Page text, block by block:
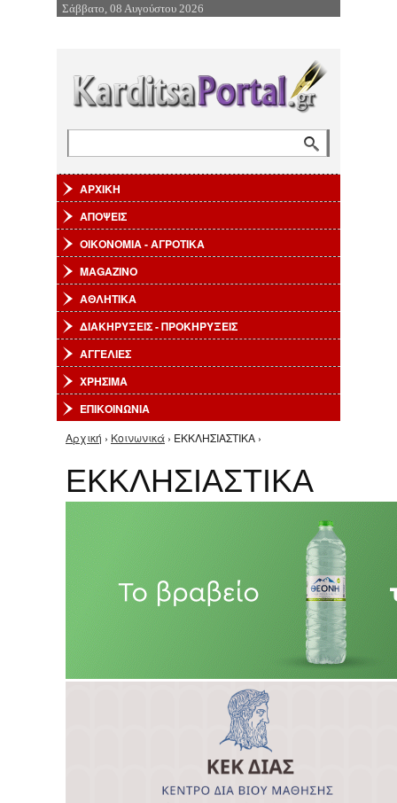
Επιστροφή στην Πλοήγηση
Σάββατο, 08 Αυγούστου 2026
ΑΡΧΙΚΗ
ΑΠΟΨΕΙΣ
ΟΙΚΟΝΟΜΙΑ - ΑΓΡΟΤΙΚΑ
MAGAZINO
ΑΘΛΗΤΙΚΑ
ΔΙΑΚΗΡΥΞΕΙΣ - ΠΡΟΚΗΡΥΞΕΙΣ
ΑΓΓΕΛΙΕΣ
ΧΡΗΣΙΜΑ
ΕΠΙΚΟΙΝΩΝΙΑ
Είστε εδώ
Αρχική › Κοινωνικά › ΕΚΚΛΗΣΙΑΣΤΙΚΑ ›
ΕΚΚΛΗΣΙΑΣΤΙΚΑ